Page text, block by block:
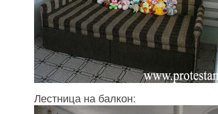
Лестница на балкон: